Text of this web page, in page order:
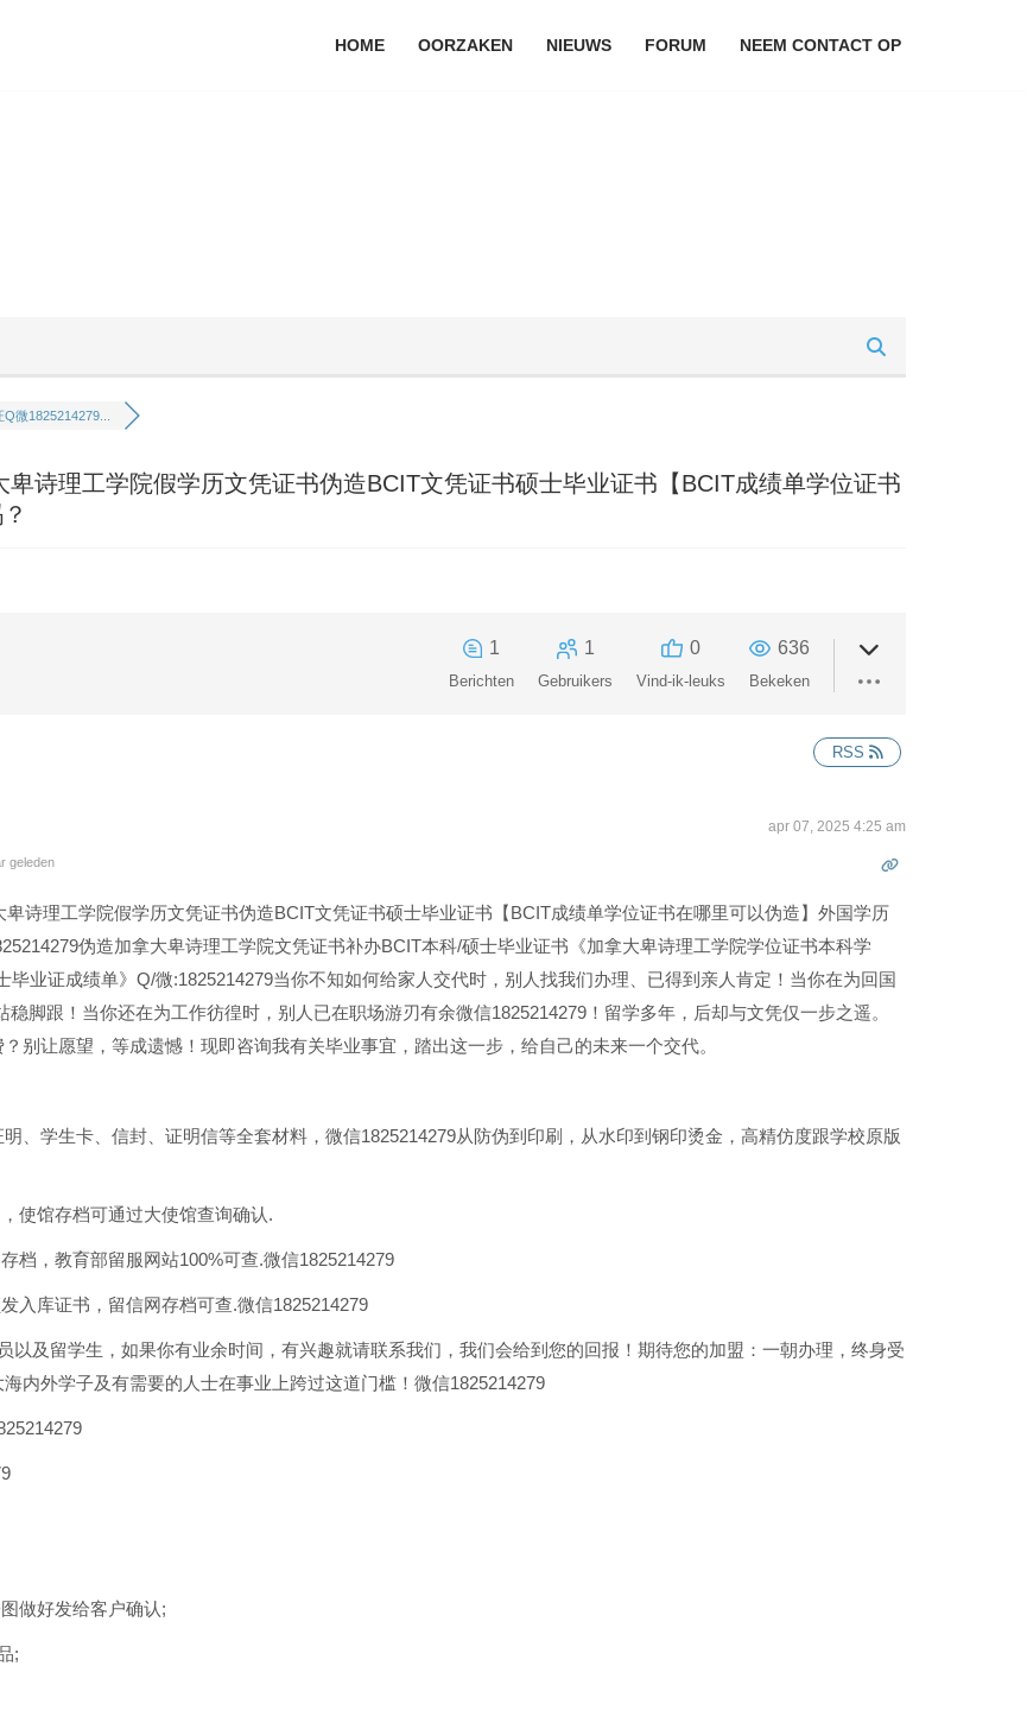
HOME OORZAKEN NIEUWS FORUM NEEM CONTACT OP
微1825214279...
诗理工学院假学历文凭证书伪造BCIT文凭证书硕士毕业证书【BCIT成绩单学位证书
1
Berichten
1
Gebruikers
0
Vind-ik-leuks
636
Bekeken
RSS
apr 07, 2025 4:25 am
geleden
诗理工学院假学历文凭证书伪造BCIT文凭证书硕士毕业证书【BCIT成绩单学位证书在哪里可以伪造】外国学历
伪造加拿大卑诗理工学院文凭证书补办BCIT本科/硕士毕业证书《加拿大卑诗理工学院学位证书本科学
毕业证成绩单》Q/微:1825214279当你不知如何给家人交代时，别人找我们办理、已得到亲人肯定！当你在为回国
脚跟！当你还在为工作彷徨时，别人已在职场游刃有余微信1825214279！留学多年，后却与文凭仅一步之遥。
别让愿望，等成遗憾！现即咨询我有关毕业事宜，踏出这一步，给自己的未来一个交代。
、学生卡、信封、证明信等全套材料，微信1825214279从防伪到印刷，从水印到钢印烫金，高精仿度跟学校原版
使馆存档可通过大使馆查询确认.
档，教育部留服网站100%可查.微信1825214279
入库证书，留信网存档可查.微信1825214279
以及留学生，如果你有业余时间，有兴趣就请联系我们，我们会给到您的回报！期待您的加盟：一朝办理，终身受
内外学子及有需要的人士在事业上跨过这道门槛！微信1825214279
做好发给客户确认;
;